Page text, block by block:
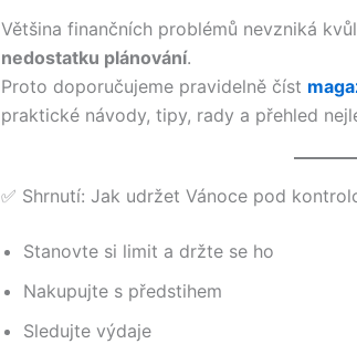
Většina finančních problémů nevzniká
nedostatku plánování.
Proto doporučujeme pravidelně číst
praktické návody, tipy, rady a přehled
✅ Shrnutí: Jak udržet Vánoce pod
Stanovte si limit a držte se ho
Nakupujte s předstihem
Sledujte výdaje